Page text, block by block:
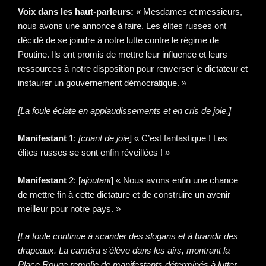
Voix dans les haut-parleurs: « Mesdames et messieurs,
nous avons une annonce à faire. Les élites russes ont
décidé de se joindre à notre lutte contre le régime de
Poutine. Ils ont promis de mettre leur influence et leurs
ressources à notre disposition pour renverser le dictateur et
instaurer un gouvernement démocratique. »
[La foule éclate en applaudissements et en cris de joie.]
Manifestant 1: [criant de joie] « C’est fantastique ! Les
élites russes se sont enfin réveillées ! »
Manifestant 2: [ajoutant] « Nous avons enfin une chance
de mettre fin à cette dictature et de construire un avenir
meilleur pour notre pays. »
[La foule continue à scander des slogans et à brandir des
drapeaux. La caméra s’élève dans les airs, montrant la